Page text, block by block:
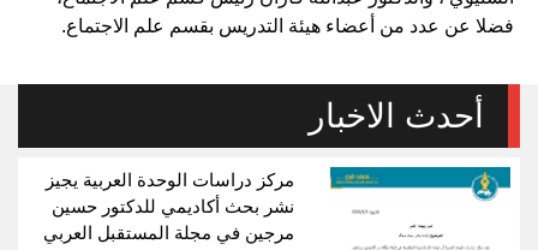
فضلا عن عدد من أعضاء هيئة التدريس بقسم علم الاجتماع.
أحدث الاخبار
مركز دراسات الوحدة العربية يجيز
نشر بحث أكاديمي للدكتور حسين
مرجين في مجلة المستقبل العربي